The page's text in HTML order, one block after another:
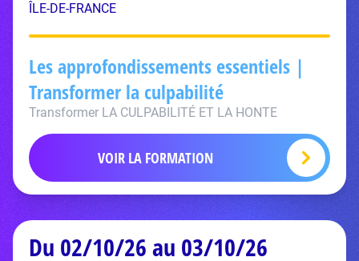
ÎLE-DE-FRANCE
Les approfondissements essentiels |
Transformer la culpabilité
Transformer LA CULPABILITÉ ET LA HONTE
VOIR LA FORMATION
Du 02/10/26 au 03/10/26